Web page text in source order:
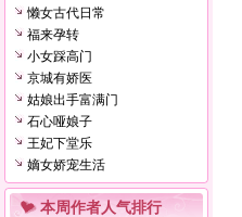
懒女古代日常
福来孕转
小女踩高门
京城有娇医
姑娘出手富满门
石心哑娘子
王妃下堂乐
嫡女娇宠生活
本周作者人气排行